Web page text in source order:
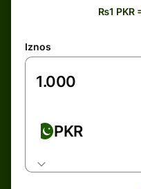
₨1 PKR
Iznos
PKR